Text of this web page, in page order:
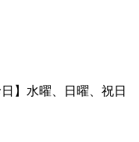
】水曜、日曜、祝日